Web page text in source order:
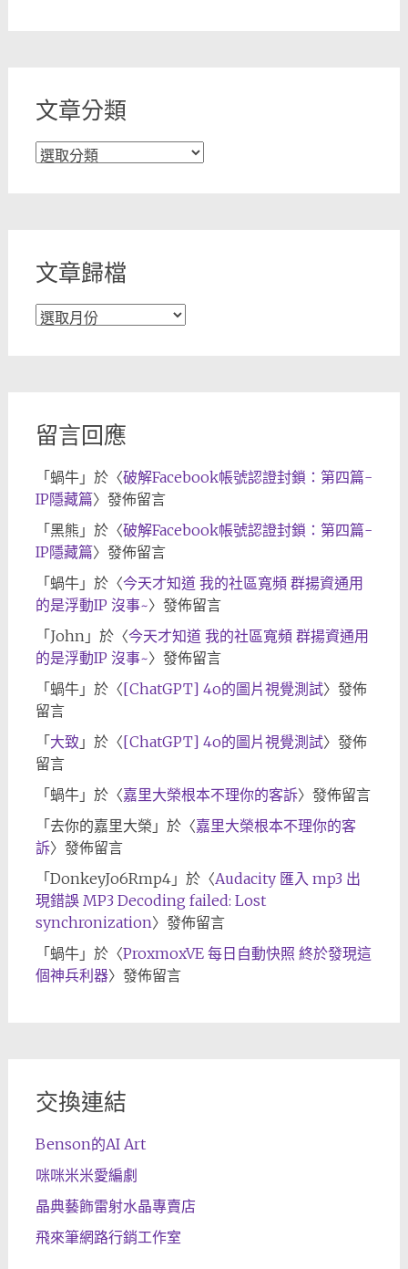
文章分類
文
文章歸檔
文
留言回應
「蝸牛」於〈破解Facebook帳號認證封鎖：第四篇-
IP隱藏篇〉發佈留言
「黑熊 」於〈破解Facebook帳號認證封鎖：第四篇-
IP隱藏篇〉發佈留言
「蝸牛」於〈今天才知道 我的社區寬頻 群揚資通用
的是浮動IP 沒事~〉發佈留言
「John 」於〈今天才知道 我的社區寬頻 群揚資通用
的是浮動IP 沒事~〉發佈留言
「蝸牛」於〈[ChatGPT] 4o的圖片視覺測試〉發佈
留言
「大致 」於〈[ChatGPT] 4o的圖片視覺測試〉發佈
留言
「蝸牛」於〈嘉里大榮根本不理你的客訴〉發佈留言
「去你的嘉里大榮 」於〈嘉里大榮根本不理你的客
訴〉發佈留言
「DonkeyJo6Rmp4」於〈Audacity 匯入 mp3 出
現錯誤 MP3 Decoding failed: Lost
synchronization〉發佈留言
「蝸牛」於〈ProxmoxVE 每日自動快照 終於發現這
個神兵利器〉發佈留言
交換連結
Benson的AI Art
咪咪米米愛編劇
晶典藝飾雷射水晶專賣店
飛來筆網路行銷工作室